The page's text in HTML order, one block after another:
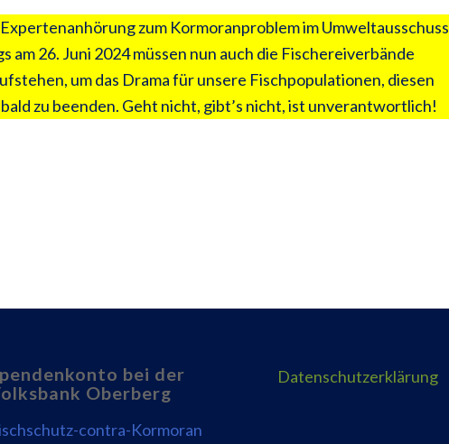
zum Kormoranproblem im Umweltausschuss
am 26. Juni 2024 müssen nun auch die Fischereiverbände
um das Drama für unsere Fischpopulationen, diesen
zu beenden. Geht nicht, gibt’s nicht, ist unverantwortlich!
bei der
Oberberg
contra-Kormoran
Datenschutzerklärung